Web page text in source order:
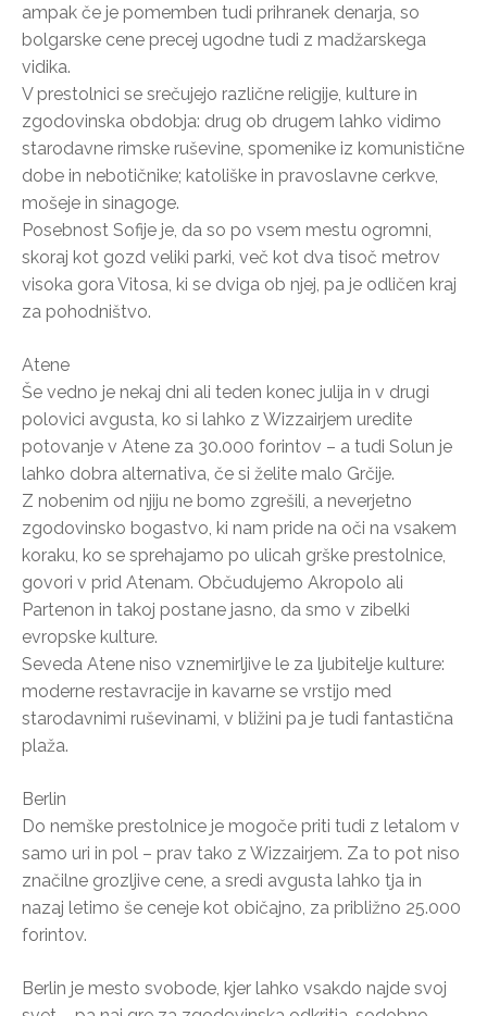
ampak če je pomemben tudi prihranek denarja, so
bolgarske cene precej ugodne tudi z madžarskega
vidika.
V prestolnici se srečujejo različne religije, kulture in
zgodovinska obdobja: drug ob drugem lahko vidimo
starodavne rimske ruševine, spomenike iz komunistične
dobe in nebotičnike; katoliške in pravoslavne cerkve,
mošeje in sinagoge.
Posebnost Sofije je, da so po vsem mestu ogromni,
skoraj kot gozd veliki parki, več kot dva tisoč metrov
visoka gora Vitosa, ki se dviga ob njej, pa je odličen kraj
za pohodništvo.
Atene
Še vedno je nekaj dni ali teden konec julija in v drugi
polovici avgusta, ko si lahko z Wizzairjem uredite
potovanje v Atene za 30.000 forintov – a tudi Solun je
lahko dobra alternativa, če si želite malo Grčije.
Z nobenim od njiju ne bomo zgrešili, a neverjetno
zgodovinsko bogastvo, ki nam pride na oči na vsakem
koraku, ko se sprehajamo po ulicah grške prestolnice,
govori v prid Atenam. Občudujemo Akropolo ali
Partenon in takoj postane jasno, da smo v zibelki
evropske kulture.
Seveda Atene niso vznemirljive le za ljubitelje kulture:
moderne restavracije in kavarne se vrstijo med
starodavnimi ruševinami, v bližini pa je tudi fantastična
plaža.
Berlin
Do nemške prestolnice je mogoče priti tudi z letalom v
samo uri in pol – prav tako z Wizzairjem. Za to pot niso
značilne grozljive cene, a sredi avgusta lahko tja in
nazaj letimo še ceneje kot običajno, za približno 25.000
forintov.
Berlin je mesto svobode, kjer lahko vsakdo najde svoj